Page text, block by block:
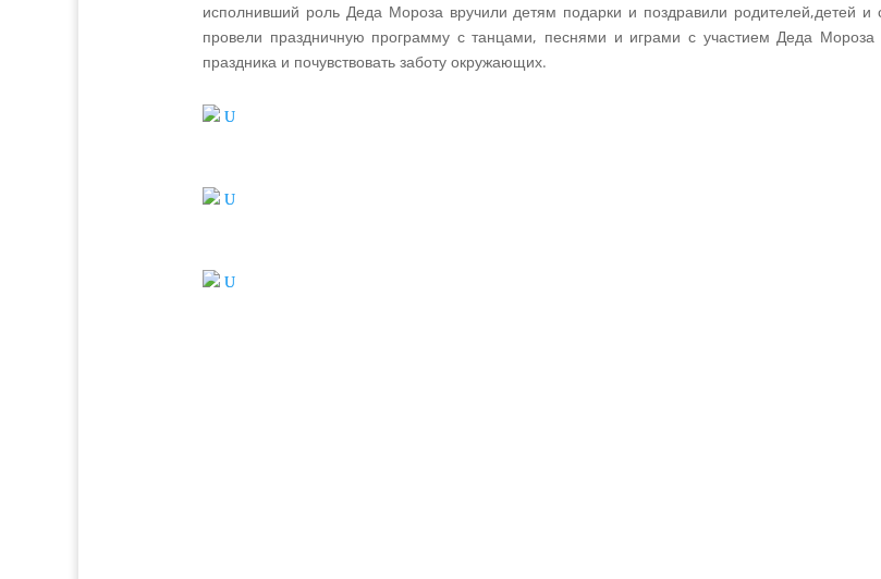
исполнивший роль Деда Мороза вручили детям подарки и поздравили родителей,детей
провели праздничную программу с танцами, песнями и играми с участием Деда Мороза
праздника и почувствовать заботу окружающих.